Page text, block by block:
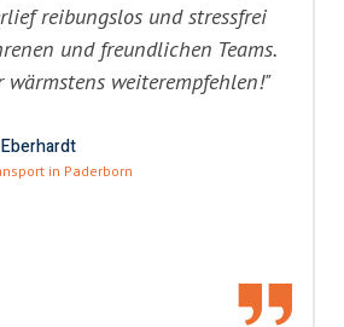
reibungslos und stressfrei
und freundlichen Teams.
weiterempfehlen!"
in Paderborn